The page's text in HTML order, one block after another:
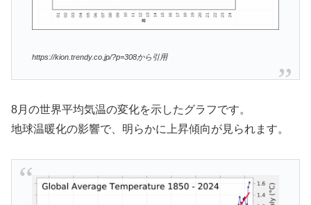
https://kion.trendy.co.jp/?p=308から引用
8月の世界平均気温の変化を示したグラフです。
地球温暖化の影響で、明らかに上昇傾向が見られます。